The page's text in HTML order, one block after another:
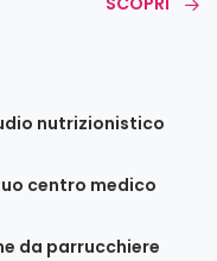
nutrizionistico
centro medico
da parrucchiere